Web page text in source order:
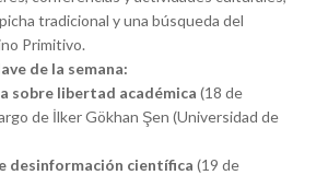
tradicional y una búsqueda del
Primitivo.
de la semana:
sobre libertad académica (18 de
de İlker Gökhan Şen (Universidad de
desinformación científica (19 de